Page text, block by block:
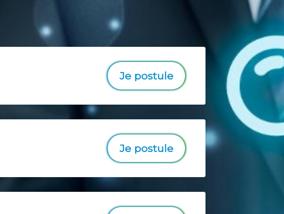
Je postule
Je postule